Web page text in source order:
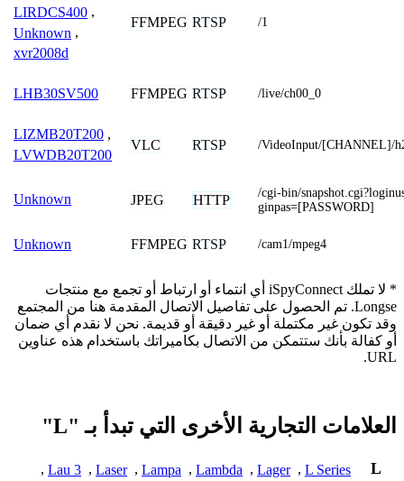
LIRDCS400 ,
Unknown ,
xvr2008d
FFMPEG RTSP /1
LHB30SV500 FFMPEG RTSP /live/ch00_0
LIZMB20T200 ,
LVWDB20T200
VLC RTSP /VideoInput/[CHANNEL]/
Unknown JPEG HTTP
/cgi-bin/
ginpas=[PASSWORD]
Unknown FFMPEG RTSP /cam1/mpeg4
* لا تملك iSpyConnect أي انتماء أو ارتباط أو تجمع مع منتجات
Longse. تم الحصول على تفاصيل الاتصال المقدمة هنا من المجتمع
وقد تكون غير مكتملة أو غير دقيقة أو قديمة. نحن لا نقدم أي ضمان
أو كفالة بأنك ستتمكن من الاتصال بكاميراتك باستخدام هذه عناوين
URL.
العلامات التجارية الأخرى التي تبدأ بـ "L"
L
L Series
,
Lager
,
Lambda
,
Lampa
,
Laser
,
Lau 3
,